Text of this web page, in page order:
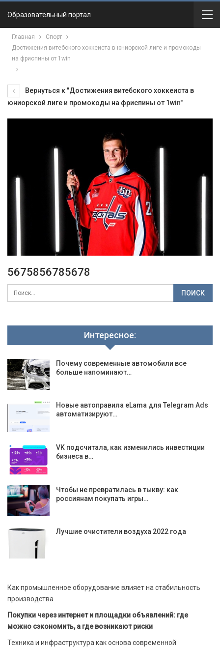
Образовательный портал
Главная
Спорт
Достижения витебского хоккеиста в юниорской лиге и промокоды
на фриспины от 1win
Вернуться к "Достижения витебского хоккеиста в
юниорской лиге и промокоды на фриспины от 1win"
5675856785678
Интересное:
Почему современные автомобили все
больше напоминают…
Новые автоправила eLama для Telegram Ads
автоматизируют…
VK подсчитала, как изменились инвестиции
бизнеса в…
Чтобы не превратилась в тыкву: как
россиянам покупать игры…
Лучшие очистители воздуха 2022 года
Как промышленное оборудование влияет на стабильность
производства
Покупки через интернет и площадки объявлений: где
можно сэкономить, а где возникают риски
Техника и инфраструктура как основа современной